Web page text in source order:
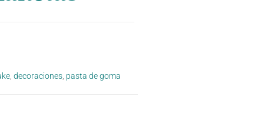
,decoraciones pasta de goma